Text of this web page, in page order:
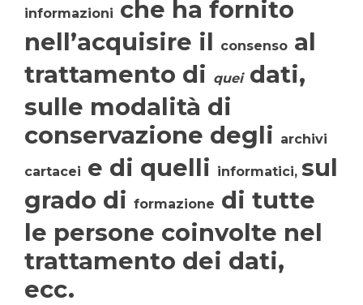
informazioni che ha fornito
nell’acquisire il consenso al
trattamento di queidati,
sulle modalità di
conservazione degli archivi
cartacei e di quelli informatici, sul
grado di formazione di tutte
le persone coinvolte nel
trattamento dei dati,
ecc.